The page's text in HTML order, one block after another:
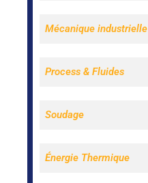
Mécanique industrielle
Process & Fluides
Soudage
Énergie Thermique